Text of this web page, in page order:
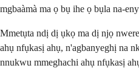
mgbaàmà ma ọ bụ ihe ọ bụla na-
Mmetụta ndị dị ụkọ ma dị njọ
ahụ nfụkasị ahụ, n'agbanyeghị na
nnukwu mmeghachi ahụ nfụkasị